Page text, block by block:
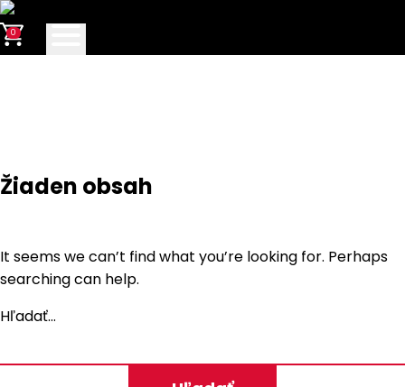
0
Žiaden obsah
It seems we can’t find what you’re looking for. Perhaps
searching can help.
Hľadať…